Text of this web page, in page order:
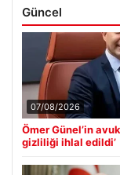
Güncel
07/08/2026
Ömer Günel’in
gizliliği ihlal edildi’